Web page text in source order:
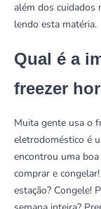
além dos cuidados
lendo esta matéria.
Qual é a
freezer
Muita gente usa o
eletrodoméstico é
encontrou uma
comprar e
estação? Congele!